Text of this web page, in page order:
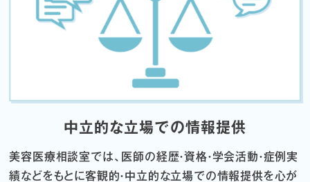
中立的な立場での情報提供
美容医療相談室では、医師の経歴・資格・学会活動・症例実
績などをもとに客観的・中立的な立場での情報提供を心が